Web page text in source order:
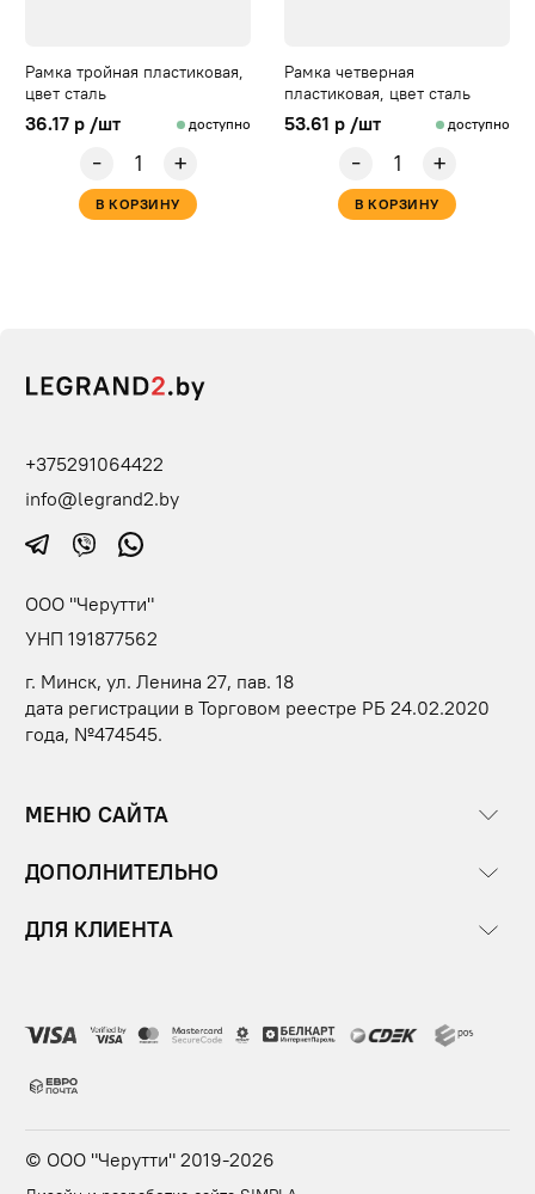
Рамка тройная пластиковая,
цвет сталь
36.17 р /шт доступно
- +
В КОРЗИНУ
Рамка четверная
пластиковая, цвет сталь
53.61 р /шт доступно
- +
В КОРЗИНУ
+375291064422
info@legrand2.by
ООО "Черутти"
УНП 191877562
г. Минск, ул. Ленина 27, пав. 18
дата регистрации в Торговом реестре РБ 24.02.2020
года, №474545.
МЕНЮ САЙТА
ДОПОЛНИТЕЛЬНО
ДЛЯ КЛИЕНТА
© ООО "Черутти" 2019-2026